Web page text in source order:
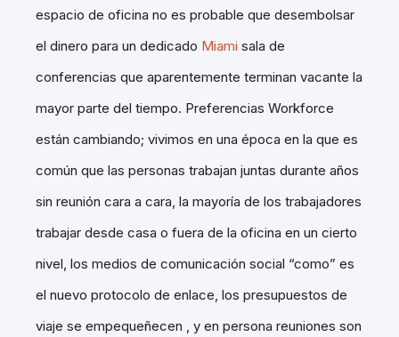
espacio de oficina no es probable que desembolsar
el dinero para un dedicado Miami sala de
conferencias que aparentemente terminan vacante la
mayor parte del tiempo. Preferencias Workforce
están cambiando; vivimos en una época en la que es
común que las personas trabajan juntas durante años
sin reunión cara a cara, la mayoría de los trabajadores
trabajar desde casa o fuera de la oficina en un cierto
nivel, los medios de comunicación social “como” es
el nuevo protocolo de enlace, los presupuestos de
viaje se empequeñecen , y en persona reuniones son